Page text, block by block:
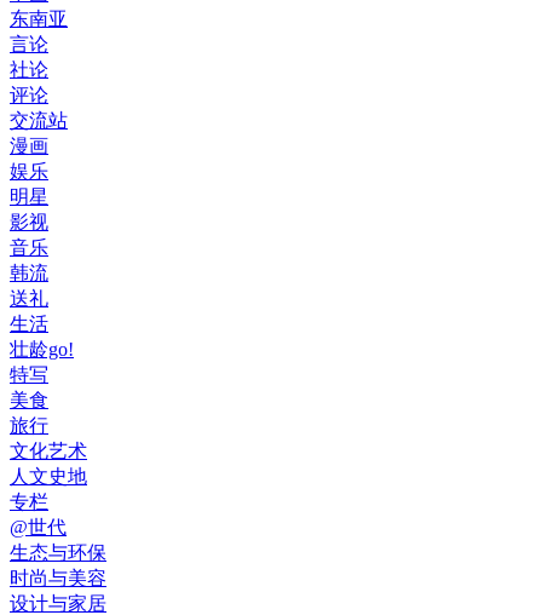
东南亚
言论
社论
评论
交流站
漫画
娱乐
明星
影视
音乐
韩流
送礼
生活
壮龄go!
特写
美食
旅行
文化艺术
人文史地
专栏
@世代
生态与环保
时尚与美容
设计与家居